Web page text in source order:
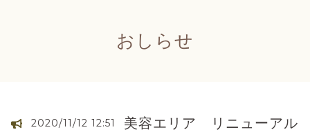
おしらせ
2020/11/12 12:51 美容エリア リニューアル